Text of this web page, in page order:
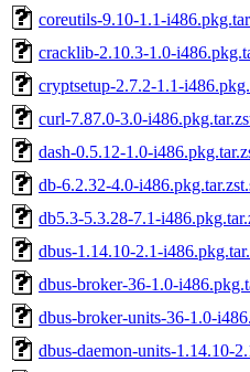
coreutils-9.10-1.1-
cracklib-2.10.3-1.0-
cryptsetup-2.7.2-1.1-
curl-7.87.0-3.0-
dash-0.5.12-1.0-
db-6.2.32-4.0-
db5.3-5.3.28-7.1-
dbus-1.14.10-2.1-
dbus-broker-36-1.0-
dbus-broker-units-36-1.0-
dbus-daemon-units-1.14.10-